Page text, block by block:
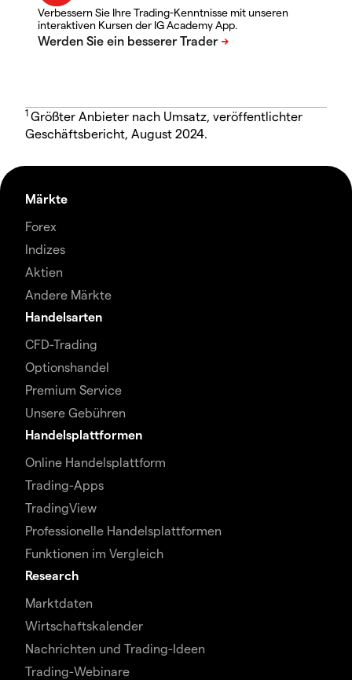
Verbessern Sie Ihre Trading-Kenntnisse mit unseren
interaktiven Kursen der IG Academy App.
1 Größter Anbieter nach Umsatz, veröffentlichter
Geschäftsbericht, August 2024.
Märkte
Forex
Indizes
Aktien
Andere Märkte
Handelsarten
CFD-Trading
Optionshandel
Premium Service
Unsere Gebühren
Handelsplattformen
Online Handelsplattform
Trading-Apps
TradingView
Professionelle Handelsplattformen
Funktionen im Vergleich
Research
Marktdaten
Wirtschaftskalender
Nachrichten und Trading-Ideen
Trading-Webinare